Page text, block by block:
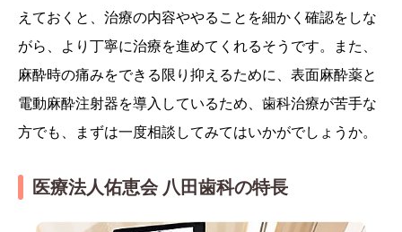
えておくと、治療の内容ややることを細かく確認をしな
がら、より丁寧に治療を進めてくれるそうです。また、
麻酔時の痛みをできる限り抑えるために、表面麻酔薬と
電動麻酔注射器を導入しているため、歯科治療が苦手な
方でも、まずは一度相談してみてはいかがでしょうか。
医療法人佑恵会 八田歯科の特長